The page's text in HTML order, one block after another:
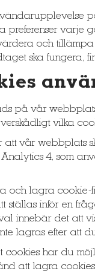
preferenser varje
och
ska fungera,
på vår
vilka
vår webbplats
4, som
lagra cookie-
ställas inför en
innebär det att
lagras efter att
cookies har du
att lagra